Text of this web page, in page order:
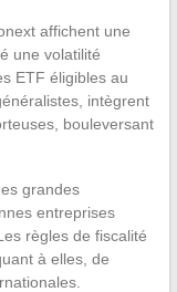
affichent une
une volatilité
ETF éligibles au
intègrent
bouleversant
grandes
entreprises
règles de fiscalité
à elles, de